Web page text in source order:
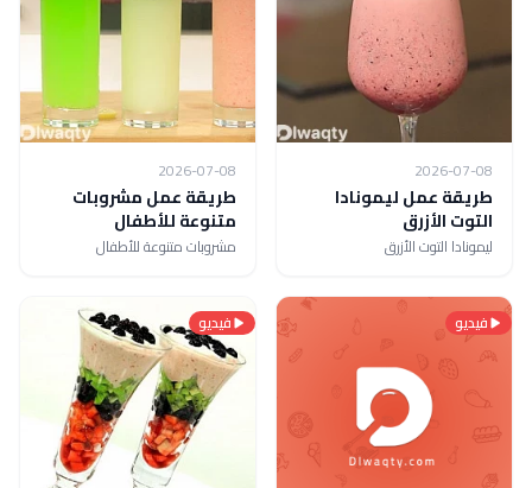
2026-07-08
طريقة عمل ليمونادا
التوت الأزرق
ليمونادا التوت الأزرق
2026-07-08
طريقة عمل مشروبات
متنوعة للأطفال
مشروبات متنوعة للأطفال
فيديو فيديو